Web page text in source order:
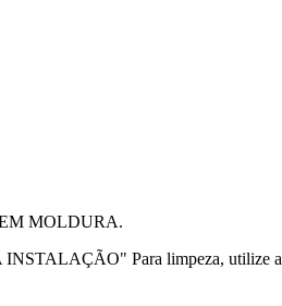
MOLDURA.
Para limpeza, utilize